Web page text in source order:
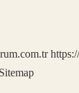
Sitemap